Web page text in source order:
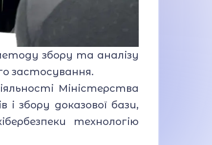
збору та аналізу
застосування.
Міністерства
і збору доказової бази,
технологію